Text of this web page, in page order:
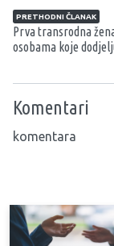
Navigacija
PRETHODNI ČLANAK
Prva transrodna
osobama koje
Komentari
komentara